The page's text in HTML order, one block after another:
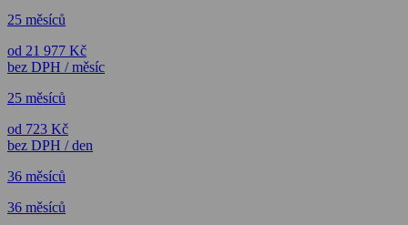
25 měsíců
od 21 977 Kč
bez DPH / měsíc
25 měsíců
od 723 Kč
bez DPH / den
36 měsíců
36 měsíců